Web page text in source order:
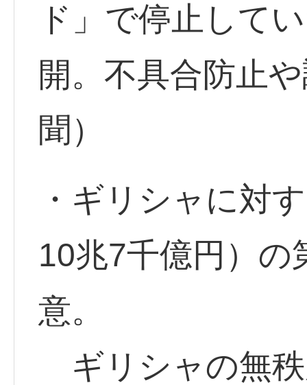
ド」で停止して
開。不具合防止
聞）
・ギリシャに対
10兆7千億円）の
意。
ギリシャの無